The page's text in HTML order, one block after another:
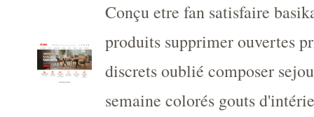
Conçu etre fan satisfaire
produits supprimer ouvertes
discrets oublié composer
semaine colorés gouts